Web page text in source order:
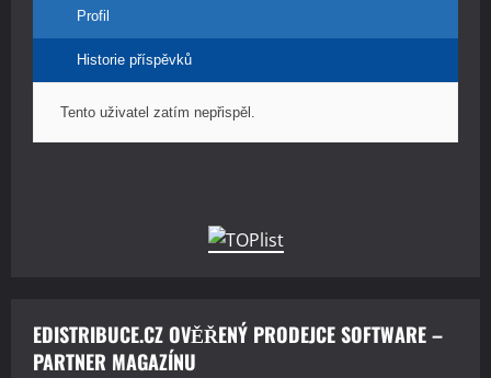
Profil
Historie příspěvků
Tento uživatel zatím nepřispěl.
EDISTRIBUCE.CZ OVĚŘENÝ PRODEJCE SOFTWARE –
PARTNER MAGAZÍNU